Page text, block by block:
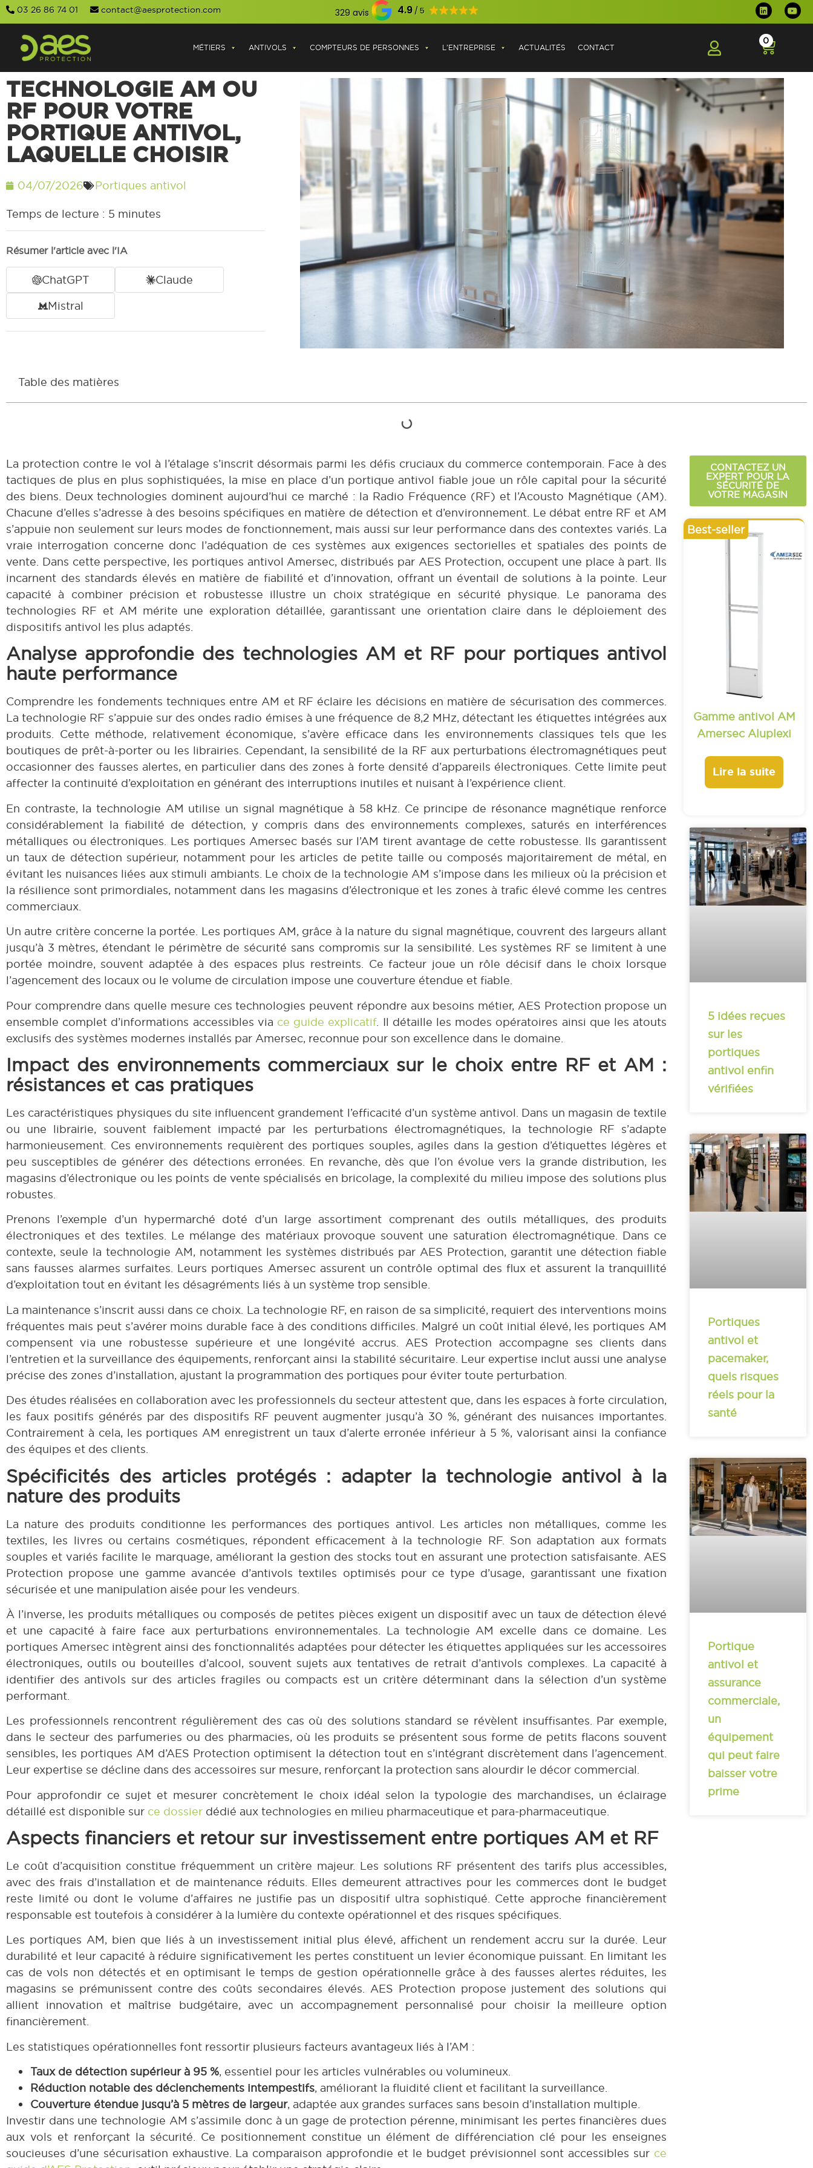
03 26 86 74 01 contact@aesprotection.com 329 avis 4.9
MÉTIERS ANTIVOLS COMPTEURS DE PERSONNES L'ENTREPRISE ACTUALITÉS CONTACT
0
TECHNOLOGIE AM OU
RF POUR VOTRE
PORTIQUE ANTIVOL,
LAQUELLE CHOISIR
04/07/2026 Portiques antivol
Temps de lecture : 5 minutes
Résumer l'article avec l'IA
ChatGPT
Claude
Mistral
Table des matières
La protection contre le vol à l’étalage s’inscrit désormais parmi les défis cruciaux du commerce contemporain. Face à des
tactiques de plus en plus sophistiquées, la mise en place d’un portique antivol fiable joue un rôle capital pour la sécurité
des biens. Deux technologies dominent aujourd’hui ce marché : la Radio Fréquence (RF) et l’Acousto Magnétique (AM).
Chacune d’elles s’adresse à des besoins spécifiques en matière de détection et d’environnement. Le débat entre RF et AM
s’appuie non seulement sur leurs modes de fonctionnement, mais aussi sur leur performance dans des contextes variés. La
vraie interrogation concerne donc l’adéquation de ces systèmes aux exigences sectorielles et spatiales des points de
vente. Dans cette perspective, les portiques antivol Amersec, distribués par AES Protection, occupent une place à part. Ils
incarnent des standards élevés en matière de fiabilité et d’innovation, offrant un éventail de solutions à la pointe. Leur
capacité à combiner précision et robustesse illustre un choix stratégique en sécurité physique. Le panorama des
technologies RF et AM mérite une exploration détaillée, garantissant une orientation claire dans le déploiement des
dispositifs antivol les plus adaptés.
Analyse approfondie des technologies AM et RF pour portiques antivol
haute performance
Comprendre les fondements techniques entre AM et RF éclaire les décisions en matière de sécurisation des commerces.
La technologie RF s’appuie sur des ondes radio émises à une fréquence de 8,2 MHz, détectant les étiquettes intégrées aux
produits. Cette méthode, relativement économique, s’avère efficace dans les environnements classiques tels que les
boutiques de prêt-à-porter ou les librairies. Cependant, la sensibilité de la RF aux perturbations électromagnétiques peut
occasionner des fausses alertes, en particulier dans des zones à forte densité d’appareils électroniques. Cette limite peut
affecter la continuité d’exploitation en générant des interruptions inutiles et nuisant à l’expérience client.
En contraste, la technologie AM utilise un signal magnétique à 58 kHz. Ce principe de résonance magnétique renforce
considérablement la fiabilité de détection, y compris dans des environnements complexes, saturés en interférences
métalliques ou électroniques. Les portiques Amersec basés sur l’AM tirent avantage de cette robustesse. Ils garantissent
un taux de détection supérieur, notamment pour les articles de petite taille ou composés majoritairement de métal, en
évitant les nuisances liées aux stimuli ambiants. Le choix de la technologie AM s’impose dans les milieux où la précision et
la résilience sont primordiales, notamment dans les magasins d’électronique et les zones à trafic élevé comme les centres
commerciaux.
Un autre critère concerne la portée. Les portiques AM, grâce à la nature du signal magnétique, couvrent des largeurs allant
jusqu’à 3 mètres, étendant le périmètre de sécurité sans compromis sur la sensibilité. Les systèmes RF se limitent à une
portée moindre, souvent adaptée à des espaces plus restreints. Ce facteur joue un rôle décisif dans le choix lorsque
l’agencement des locaux ou le volume de circulation impose une couverture étendue et fiable.
Pour comprendre dans quelle mesure ces technologies peuvent répondre aux besoins métier, AES Protection propose un
ensemble complet d’informations accessibles via ce guide explicatif. Il détaille les modes opératoires ainsi que les atouts
exclusifs des systèmes modernes installés par Amersec, reconnue pour son excellence dans le domaine.
Impact des environnements commerciaux sur le choix entre RF et AM :
résistances et cas pratiques
Les caractéristiques physiques du site influencent grandement l’efficacité d’un système antivol. Dans un magasin de textile
ou une librairie, souvent faiblement impacté par les perturbations électromagnétiques, la technologie RF s’adapte
harmonieusement. Ces environnements requièrent des portiques souples, agiles dans la gestion d’étiquettes légères et
peu susceptibles de générer des détections erronées. En revanche, dès que l’on évolue vers la grande distribution, les
magasins d’électronique ou les points de vente spécialisés en bricolage, la complexité du milieu impose des solutions plus
robustes.
Prenons l’exemple d’un hypermarché doté d’un large assortiment comprenant des outils métalliques, des produits
électroniques et des textiles. Le mélange des matériaux provoque souvent une saturation électromagnétique. Dans ce
contexte, seule la technologie AM, notamment les systèmes distribués par AES Protection, garantit une détection fiable
sans fausses alarmes surfaites. Leurs portiques Amersec assurent un contrôle optimal des flux et assurent la tranquillité
d’exploitation tout en évitant les désagréments liés à un système trop sensible.
La maintenance s’inscrit aussi dans ce choix. La technologie RF, en raison de sa simplicité, requiert des interventions moins
fréquentes mais peut s’avérer moins durable face à des conditions difficiles. Malgré un coût initial élevé, les portiques AM
compensent via une robustesse supérieure et une longévité accrus. AES Protection accompagne ses clients dans
l’entretien et la surveillance des équipements, renforçant ainsi la stabilité sécuritaire. Leur expertise inclut aussi une analyse
précise des zones d’installation, ajustant la programmation des portiques pour éviter toute perturbation.
Des études réalisées en collaboration avec les professionnels du secteur attestent que, dans les espaces à forte circulation,
les faux positifs générés par des dispositifs RF peuvent augmenter jusqu’à 30 %, générant des nuisances importantes.
Contrairement à cela, les portiques AM enregistrent un taux d’alerte erronée inférieur à 5 %, valorisant ainsi la confiance
des équipes et des clients.
Spécificités des articles protégés : adapter la technologie antivol à la
nature des produits
La nature des produits conditionne les performances des portiques antivol. Les articles non métalliques, comme les
textiles, les livres ou certains cosmétiques, répondent efficacement à la technologie RF. Son adaptation aux formats
souples et variés facilite le marquage, améliorant la gestion des stocks tout en assurant une protection satisfaisante. AES
Protection propose une gamme avancée d’antivols textiles optimisés pour ce type d’usage, garantissant une fixation
sécurisée et une manipulation aisée pour les vendeurs.
À l’inverse, les produits métalliques ou composés de petites pièces exigent un dispositif avec un taux de détection élevé
et une capacité à faire face aux perturbations environnementales. La technologie AM excelle dans ce domaine. Les
portiques Amersec intègrent ainsi des fonctionnalités adaptées pour détecter les étiquettes appliquées sur les accessoires
électroniques, outils ou bouteilles d’alcool, souvent sujets aux tentatives de retrait d’antivols complexes. La capacité à
identifier des antivols sur des articles fragiles ou compacts est un critère déterminant dans la sélection d’un système
performant.
Les professionnels rencontrent régulièrement des cas où des solutions standard se révèlent insuffisantes. Par exemple,
dans le secteur des parfumeries ou des pharmacies, où les produits se présentent sous forme de petits flacons souvent
sensibles, les portiques AM d’AES Protection optimisent la détection tout en s’intégrant discrètement dans l’agencement.
Leur expertise se décline dans des accessoires sur mesure, renforçant la protection sans alourdir le décor commercial.
Pour approfondir ce sujet et mesurer concrètement le choix idéal selon la typologie des marchandises, un éclairage
détaillé est disponible sur ce dossier dédié aux technologies en milieu pharmaceutique et para-pharmaceutique.
Aspects financiers et retour sur investissement entre portiques AM et RF
Le coût d’acquisition constitue fréquemment un critère majeur. Les solutions RF présentent des tarifs plus accessibles,
avec des frais d’installation et de maintenance réduits. Elles demeurent attractives pour les commerces dont le budget
reste limité ou dont le volume d’affaires ne justifie pas un dispositif ultra sophistiqué. Cette approche financièrement
responsable est toutefois à considérer à la lumière du contexte opérationnel et des risques spécifiques.
Les portiques AM, bien que liés à un investissement initial plus élevé, affichent un rendement accru sur la durée. Leur
durabilité et leur capacité à réduire significativement les pertes constituent un levier économique puissant. En limitant les
cas de vols non détectés et en optimisant le temps de gestion opérationnelle grâce à des fausses alertes réduites, les
magasins se prémunissent contre des coûts secondaires élevés. AES Protection propose justement des solutions qui
allient innovation et maîtrise budgétaire, avec un accompagnement personnalisé pour choisir la meilleure option
financièrement.
Les statistiques opérationnelles font ressortir plusieurs facteurs avantageux liés à l’AM :
Taux de détection supérieur à 95 %, essentiel pour les articles vulnérables ou volumineux.
Réduction notable des déclenchements intempestifs, améliorant la fluidité client et facilitant la surveillance.
Couverture étendue jusqu’à 5 mètres de largeur, adaptée aux grandes surfaces sans besoin d’installation multiple.
Investir dans une technologie AM s’assimile donc à un gage de protection pérenne, minimisant les pertes financières dues
aux vols et renforçant la sécurité. Ce positionnement constitue un élément de différenciation clé pour les enseignes
soucieuses d’une sécurisation exhaustive. La comparaison approfondie et le budget prévisionnel sont accessibles sur ce
CONTACTEZ UN
EXPERT POUR LA
SÉCURITÉ DE
VOTRE MAGASIN
Gamme antivol AM
Amersec Aluplexi
Lire la suite
5 idées reçues
sur les
portiques
antivol enfin
vérifiées
Portiques
antivol et
pacemaker,
quels risques
réels pour la
santé
Portique
antivol et
assurance
commerciale,
un
équipement
qui peut faire
baisser votre
prime